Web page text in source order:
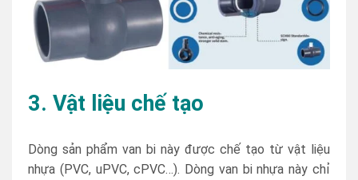
3. Vật liệu chế tạo
Dòng sản phẩm van bi này được chế tạo từ vật liệu
nhựa (PVC, uPVC, cPVC…). Dòng van bi nhựa này chỉ